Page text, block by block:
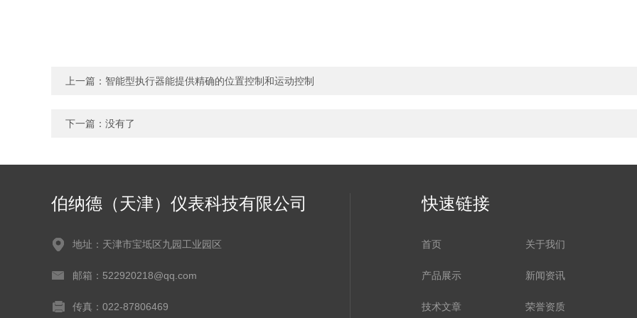
上一篇： 智能型执行器能提供精确的位置控制和运动控制
下一篇：没有了
伯纳德（天津）仪表科技有限公司
地址：天津市宝坻区九园工业园区
邮箱：522920218@qq.com
传真：022-87806469
快速链接
首页 关于我们
产品展示 新闻资讯
技术文章 荣誉资质